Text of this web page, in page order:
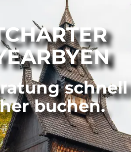
schnell
buchen.